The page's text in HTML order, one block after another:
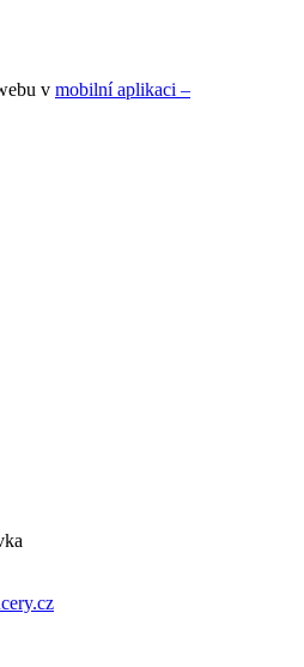
v mobilní aplikaci –